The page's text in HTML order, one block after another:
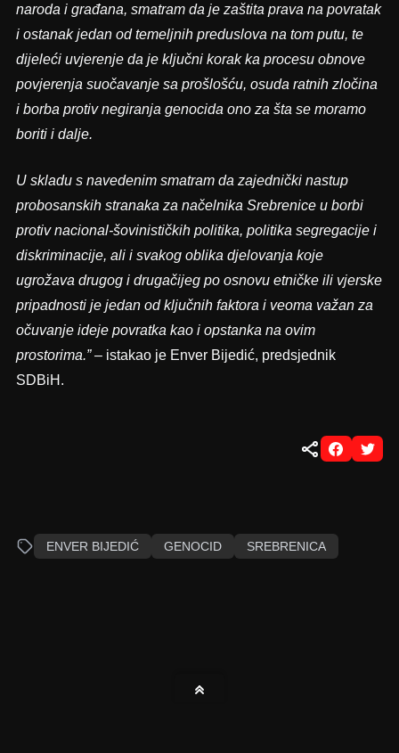
naroda i građana, smatram da je zaštita prava na povratak
i ostanak jedan od temeljnih preduslova na tom putu, te
dijeleći uvjerenje da je ključni korak ka procesu obnove
povjerenja suočavanje sa prošlošću, osuda ratnih zločina
i borba protiv negiranja genocida ono za šta se moramo
boriti i dalje.
U skladu s navedenim smatram da zajednički nastup
probosanskih stranaka za načelnika Srebrenice u borbi
protiv nacional-šovinističkih politika, politika segregacije i
diskriminacije, ali i svakog oblika djelovanja koje
ugrožava drugog i drugačijeg po osnovu etničke ili vjerske
pripadnosti je jedan od ključnih faktora i veoma važan za
očuvanje ideje povratka kao i opstanka na ovim
prostorima.” – istakao je Enver Bijedić, predsjednik
SDBiH.
ENVER BIJEDIĆ GENOCID SREBRENICA